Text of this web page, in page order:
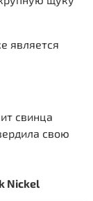
является
свинца
свою
Nickel